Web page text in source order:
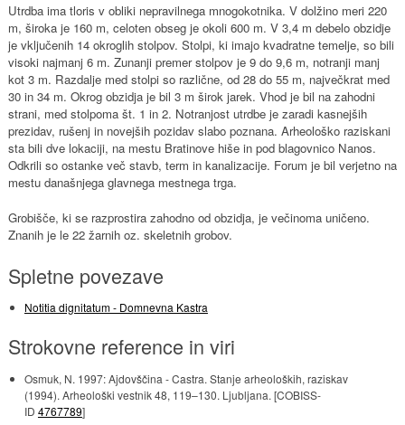
Utrdba ima tloris v obliki nepravilnega mnogokotnika. V dolžino meri 220
m, široka je 160 m, celoten obseg je okoli 600 m. V 3,4 m debelo obzidje
je vključenih 14 okroglih stolpov. Stolpi, ki imajo kvadratne temelje, so bili
visoki najmanj 6 m. Zunanji premer stolpov je 9 do 9,6 m, notranji manj
kot 3 m. Razdalje med stolpi so različne, od 28 do 55 m, največkrat med
30 in 34 m. Okrog obzidja je bil 3 m širok jarek. Vhod je bil na zahodni
strani, med stolpoma št. 1 in 2. Notranjost utrdbe je zaradi kasnejših
prezidav, rušenj in novejših pozidav slabo poznana. Arheološko raziskani
sta bili dve lokaciji, na mestu Bratinove hiše in pod blagovnico Nanos.
Odkrili so ostanke več stavb, term in kanalizacije. Forum je bil verjetno na
mestu današnjega glavnega mestnega trga.
Grobišče, ki se razprostira zahodno od obzidja, je večinoma uničeno.
Znanih je le 22 žarnih oz. skeletnih grobov.
Spletne povezave
Notitia dignitatum - Domnevna Kastra
Strokovne reference in viri
Osmuk, N. 1997: Ajdovščina - Castra. Stanje arheoloških, raziskav
(1994). Arheološki vestnik 48, 119–130. Ljubljana. [COBISS-
ID 4767789]